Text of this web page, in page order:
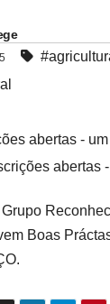
abertas
Boas